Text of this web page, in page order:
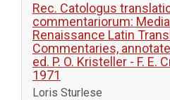
Rec. Catologus
commentariorum:
Renaissance Latin
Commentaries,
ed. P. O. Kristeller - F. E.
1971
Loris Sturlese